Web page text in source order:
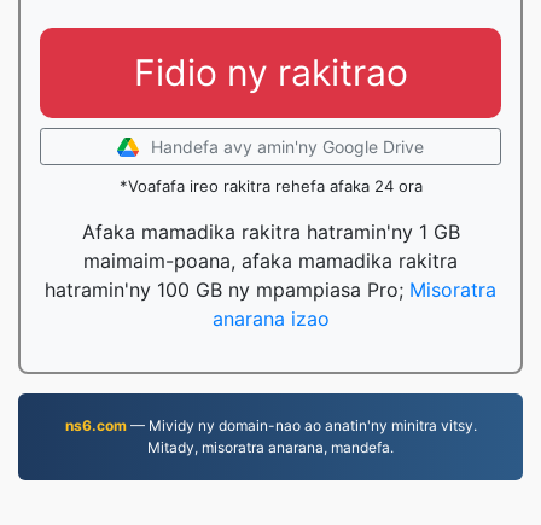
Fidio ny rakitrao
Handefa avy amin'ny Google Drive
*Voafafa ireo rakitra rehefa afaka 24 ora
Afaka mamadika rakitra hatramin'ny 1 GB
maimaim-poana, afaka mamadika rakitra
hatramin'ny 100 GB ny mpampiasa Pro; Misoratra
anarana izao
ns6.com— Mividy ny domain-nao ao anatin'ny minitra vitsy.
Mitady, misoratra anarana, mandefa.